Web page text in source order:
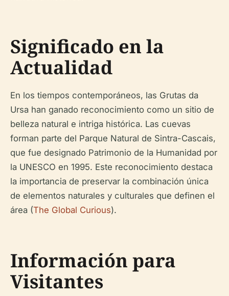
Significado en la
Actualidad
En los tiempos contemporáneos, las Grutas da
Ursa han ganado reconocimiento como un sitio de
belleza natural e intriga histórica. Las cuevas
forman parte del Parque Natural de Sintra-Cascais,
que fue designado Patrimonio de la Humanidad por
la UNESCO en 1995. Este reconocimiento destaca
la importancia de preservar la combinación única
de elementos naturales y culturales que definen el
área (The Global Curious).
Información para
Visitantes